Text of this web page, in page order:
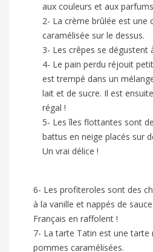
aux couleurs et aux
2- La crème brûlée est une
caramélisée sur le dessus.
3- Les crêpes se dégustent
4- Le pain perdu réjouit
est trempé dans un
lait et de sucre. Il est
régal !
5- Les îles flottantes sont
battus en neige placés sur
Un vrai délice !
6- Les profiteroles sont des
à la vanille et nappés de
Français en raffolent !
7- La tarte Tatin est une tarte
pommes caramélisées.